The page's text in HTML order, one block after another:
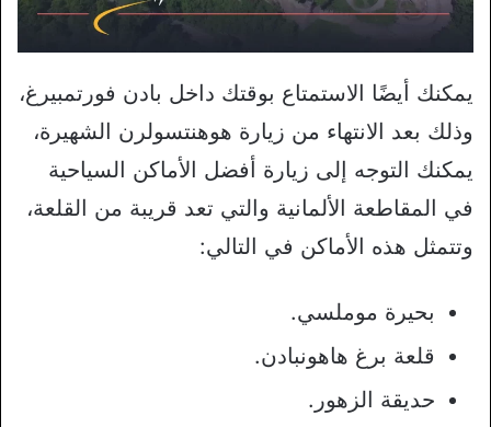
يمكنك أيضًا الاستمتاع بوقتك داخل بادن فورتمبيرغ،
وذلك بعد الانتهاء من زيارة هوهنتسولرن الشهيرة،
يمكنك التوجه إلى زيارة أفضل الأماكن السياحية
في المقاطعة الألمانية والتي تعد قريبة من القلعة،
وتتمثل هذه الأماكن في التالي:
بحيرة موملسي.
قلعة برغ هاهونبادن.
حديقة الزهور.